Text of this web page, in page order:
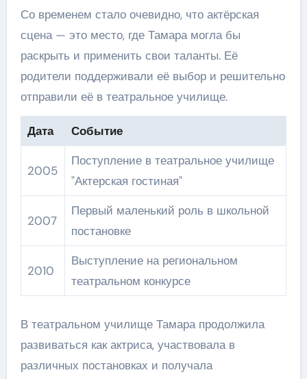
Со временем стало очевидно, что актёрская
сцена — это место, где Тамара могла бы
раскрыть и применить свои таланты. Её
родители поддерживали её выбор и решительно
отправили её в театральное училище.
Дата Событие
2005
Поступление в театральное училище
"Актерская гостиная"
2007
Первый маленький роль в школьной
постановке
2010
Выступление на региональном
театральном конкурсе
В театральном училище Тамара продолжила
развиваться как актриса, участвовала в
различных постановках и получала